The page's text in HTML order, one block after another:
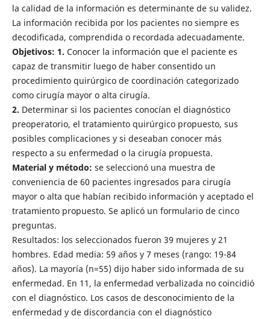
la calidad de la información es determinante de su validez.
La información recibida por los pacientes no siempre es
decodificada, comprendida o recordada adecuadamente.
Objetivos: 1. Conocer la información que el paciente es
capaz de transmitir luego de haber consentido un
procedimiento quirúrgico de coordinación categorizado
como cirugía mayor o alta cirugía.
2. Determinar si los pacientes conocían el diagnóstico
preoperatorio, el tratamiento quirúrgico propuesto, sus
posibles complicaciones y si deseaban conocer más
respecto a su enfermedad o la cirugía propuesta.
Material y método: se seleccionó una muestra de
conveniencia de 60 pacientes ingresados para cirugía
mayor o alta que habían recibido información y aceptado el
tratamiento propuesto. Se aplicó un formulario de cinco
preguntas.
Resultados: los seleccionados fueron 39 mujeres y 21
hombres. Edad media: 59 años y 7 meses (rango: 19-84
años). La mayoría (n=55) dijo haber sido informada de su
enfermedad. En 11, la enfermedad verbalizada no coincidió
con el diagnóstico. Los casos de desconocimiento de la
enfermedad y de discordancia con el diagnóstico